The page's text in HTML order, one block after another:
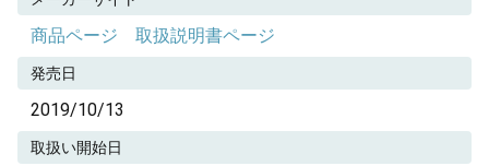
商品ページ 取扱説明書ページ
発売日
2019/10/13
取扱い開始日